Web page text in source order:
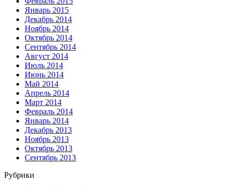
Январь 2015
Декабрь 2014
Ноябрь 2014
Октябрь 2014
Сентябрь 2014
Август 2014
Июль 2014
Июнь 2014
Май 2014
Апрель 2014
Март 2014
Февраль 2014
Январь 2014
Декабрь 2013
Ноябрь 2013
Октябрь 2013
Сентябрь 2013
Рубрики